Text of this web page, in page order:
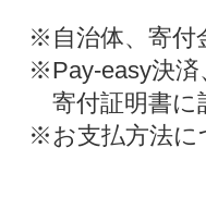
※自治体、寄付
※Pay-easy決
寄付証明書
※お支払方法に